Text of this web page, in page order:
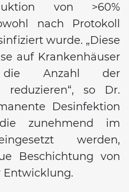
von >60%
nach Protokoll
wurde. „Diese
auf Krankenhäuser
die Anzahl der
reduzieren“, so Dr.
Desinfektion
zunehmend im
werden,
Beschichtung von
Entwicklung.